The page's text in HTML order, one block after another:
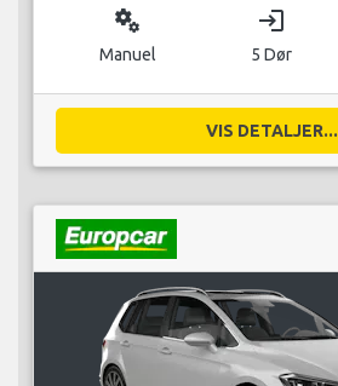
miscellaneous_services
Manuel
login
5 Dør
VIS DETALJER...